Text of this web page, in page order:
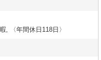
, 〈年間休日118日〉